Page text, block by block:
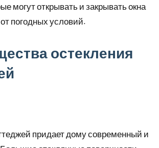
могут открывать и закрывать окна
погодных условий.
остекления
придает дому современный и